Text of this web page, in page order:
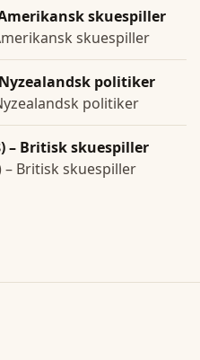
skuespiller
skuespiller
politiker
politiker
– Britisk skuespiller
– Britisk skuespiller